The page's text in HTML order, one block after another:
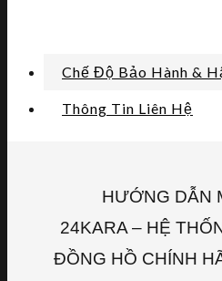
Chế Độ Bảo Hành &
Thông Tin Liên Hệ
HƯỚNG DẪN
24KARA – HỆ
ĐỒNG HỒ CHÍNH